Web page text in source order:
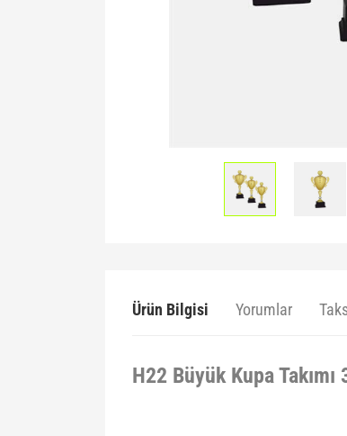
Ürün Bilgisi Yorumlar
H22 Büyük Kupa Takımı